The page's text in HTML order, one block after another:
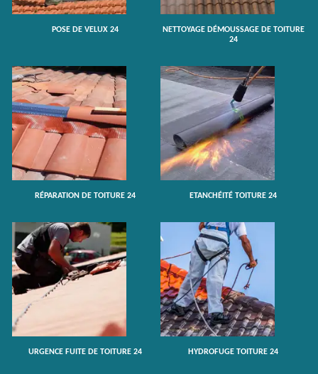
POSE DE VELUX 24
NETTOYAGE DÉMOUSSAGE DE TOITURE
24
RÉPARATION DE TOITURE 24 ETANCHÉITÉ TOITURE 24
URGENCE FUITE DE TOITURE 24 HYDROFUGE TOITURE 24